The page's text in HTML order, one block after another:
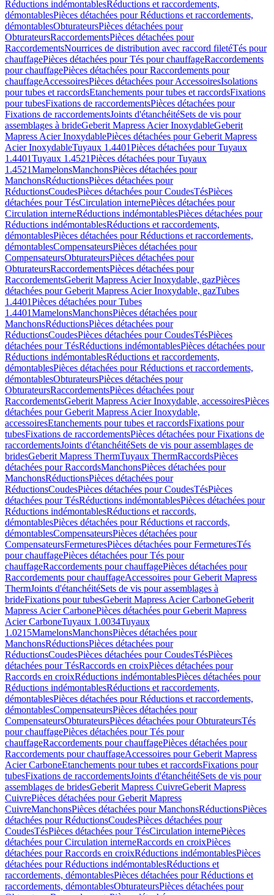
Réductions indémontablesRéductions et raccordements,
démontablesPièces détachées pour Réductions et raccordements,
démontablesObturateursPièces détachées pour
ObturateursRaccordementsPièces détachées pour
RaccordementsNourrices de distribution avec raccord filetéTés pour
chauffagePièces détachées pour Tés pour chauffageRaccordements
pour chauffagePièces détachées pour Raccordements pour
chauffageAccessoiresPièces détachées pour AccessoiresIsolations
pour tubes et raccordsEtanchements pour tubes et raccordsFixations
pour tubesFixations de raccordementsPièces détachées pour
Fixations de raccordementsJoints d'étanchéitéSets de vis pour
assemblages à brideGeberit Mapress Acier InoxydableGeberit
Mapress Acier InoxydablePièces détachées pour Geberit Mapress
Acier InoxydableTuyaux 1.4401Pièces détachées pour Tuyaux
1.4401Tuyaux 1.4521Pièces détachées pour Tuyaux
1.4521MamelonsManchonsPièces détachées pour
ManchonsRéductionsPièces détachées pour
RéductionsCoudesPièces détachées pour CoudesTésPièces
détachées pour TésCirculation internePièces détachées pour
Circulation interneRéductions indémontablesPièces détachées pour
Réductions indémontablesRéductions et raccordements,
démontablesPièces détachées pour Réductions et raccordements,
démontablesCompensateursPièces détachées pour
CompensateursObturateursPièces détachées pour
ObturateursRaccordementsPièces détachées pour
RaccordementsGeberit Mapress Acier Inoxydable, gazPièces
détachées pour Geberit Mapress Acier Inoxydable, gazTubes
1.4401Pièces détachées pour Tubes
1.4401MamelonsManchonsPièces détachées pour
ManchonsRéductionsPièces détachées pour
RéductionsCoudesPièces détachées pour CoudesTésPièces
détachées pour TésRéductions indémontablesPièces détachées pour
Réductions indémontablesRéductions et raccordements,
démontablesPièces détachées pour Réductions et raccordements,
démontablesObturateursPièces détachées pour
ObturateursRaccordementsPièces détachées pour
RaccordementsGeberit Mapress Acier Inoxydable, accessoiresPièces
détachées pour Geberit Mapress Acier Inoxydable,
accessoiresEtanchements pour tubes et raccordsFixations pour
tubesFixations de raccordementsPièces détachées pour Fixations de
raccordementsJoints d'étanchéitéSets de vis pour assemblages de
bridesGeberit Mapress ThermTuyaux ThermRaccordsPièces
détachées pour RaccordsManchonsPièces détachées pour
ManchonsRéductionsPièces détachées pour
RéductionsCoudesPièces détachées pour CoudesTésPièces
détachées pour TésRéductions indémontablesPièces détachées pour
Réductions indémontablesRéductions et raccords,
démontablesPièces détachées pour Réductions et raccords,
démontablesCompensateursPièces détachées pour
CompensateursFermeturesPièces détachées pour FermeturesTés
pour chauffagePièces détachées pour Tés pour
chauffageRaccordements pour chauffagePièces détachées pour
Raccordements pour chauffageAccessoires pour Geberit Mapress
ThermJoints d'étanchéitéSets de vis pour assemblages à
brideFixations pour tubesGeberit Mapress Acier CarboneGeberit
Mapress Acier CarbonePièces détachées pour Geberit Mapress
Acier CarboneTuyaux 1.0034Tuyaux
1.0215MamelonsManchonsPièces détachées pour
ManchonsRéductionsPièces détachées pour
RéductionsCoudesPièces détachées pour CoudesTésPièces
détachées pour TésRaccords en croixPièces détachées pour
Raccords en croixRéductions indémontablesPièces détachées pour
Réductions indémontablesRéductions et raccordements,
démontablesPièces détachées pour Réductions et raccordements,
démontablesCompensateursPièces détachées pour
CompensateursObturateursPièces détachées pour ObturateursTés
pour chauffagePièces détachées pour Tés pour
chauffageRaccordements pour chauffagePièces détachées pour
Raccordements pour chauffageAccessoires pour Geberit Mapress
Acier CarboneEtanchements pour tubes et raccordsFixations pour
tubesFixations de raccordementsJoints d'étanchéitéSets de vis pour
assemblages de bridesGeberit Mapress CuivreGeberit Mapress
CuivrePièces détachées pour Geberit Mapress
CuivreManchonsPièces détachées pour ManchonsRéductionsPièces
détachées pour RéductionsCoudesPièces détachées pour
CoudesTésPièces détachées pour TésCirculation internePièces
détachées pour Circulation interneRaccords en croixPièces
détachées pour Raccords en croixRéductions indémontablesPièces
détachées pour Réductions indémontablesRéductions et
raccordements, démontablesPièces détachées pour Réductions et
raccordements, démontablesObturateursPièces détachées pour